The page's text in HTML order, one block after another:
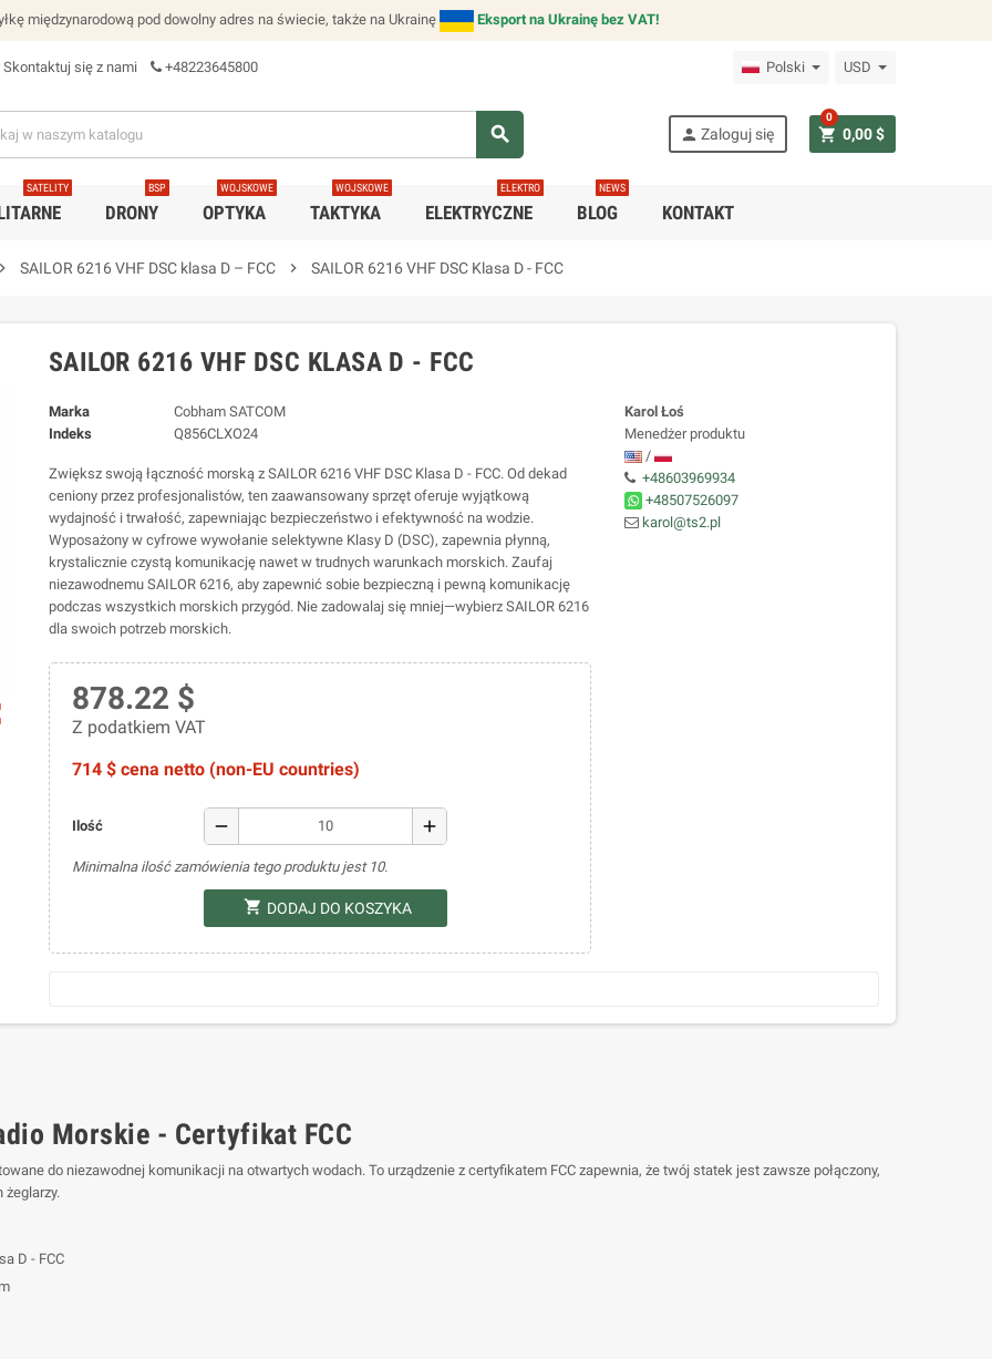
międzynarodową pod dowolny adres na świecie, także na Ukrainę Eksport na Ukrainę bez VAT!
Skontaktuj się z nami +48223645800 Polski USD
search person Zaloguj się shopping_cart 0,00 $
0
SATELITY
DRONY
BSP
OPTYKA
WOJSKOWE
TAKTYKA
WOJSKOWE
ELEKTRYCZNE
ELEKTRO
BLOG
NEWS
KONTAKT
chevron_right SAILOR 6216 VHF DSC klasa D – FCC chevron_right SAILOR 6216 VHF DSC Klasa D - FCC
SAILOR 6216 VHF DSC KLASA D - FCC
Marka
Cobham SATCOM
Indeks
Q856CLXO24
Zwiększ swoją łączność morską z SAILOR 6216 VHF DSC Klasa D - FCC. Od dekad
ceniony przez profesjonalistów, ten zaawansowany sprzęt oferuje wyjątkową
wydajność i trwałość, zapewniając bezpieczeństwo i efektywność na wodzie.
Wyposażony w cyfrowe wywołanie selektywne Klasy D (DSC), zapewnia płynną,
krystalicznie czystą komunikację nawet w trudnych warunkach morskich. Zaufaj
niezawodnemu SAILOR 6216, aby zapewnić sobie bezpieczną i pewną komunikację
podczas wszystkich morskich przygód. Nie zadowalaj się mniej—wybierz SAILOR 6216
dla swoich potrzeb morskich.
878.22 $
Z podatkiem VAT
714 $ cena netto (non-EU countries)
Ilość remove add
Minimalna ilość zamówienia tego produktu jest 10.
shopping_cart DODAJ DO KOSZYKA
Karol Łoś
Menedżer produktu
/
+48603969934
+48507526097
karol@ts2.pl
Morskie - Certyfikat FCC
do niezawodnej komunikacji na otwartych wodach. To urządzenie z certyfikatem FCC zapewnia, że twój statek jest zawsze połączony,
D - FCC